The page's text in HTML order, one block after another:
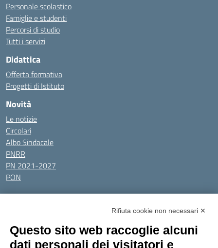
Personale scolastico
Famiglie e studenti
Percorsi di studio
Tutti i servizi
Didattica
Offerta formativa
Progetti di Istituto
Novità
Le notizie
Circolari
Albo Sindacale
PNRR
PN 2021-2027
PON
Tutti gli argomenti
Amministrazione Trasparente
Privacy Policy
Dichiarazione di accessibilitàObiettivi di accessibilità
Rifiuta cookie non necessari ✕
Questo sito web raccoglie alcuni
dati personali dei visitatori e